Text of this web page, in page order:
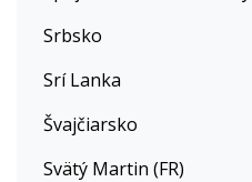
Srbsko
Srí Lanka
Švajčiarsko
Svätý Martin (FR)